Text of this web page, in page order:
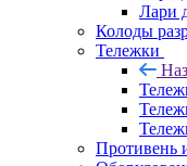
Лари
Колоды
Тележки
Противень